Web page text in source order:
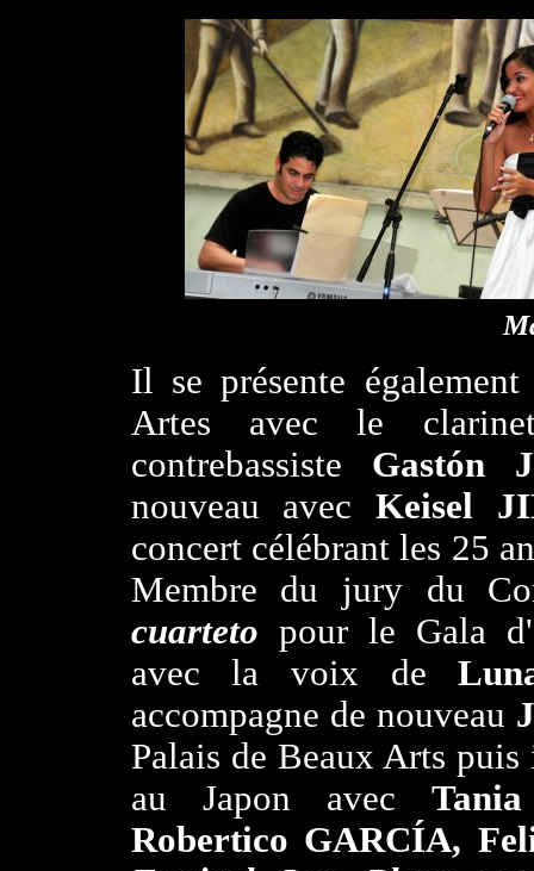
Il se présente
Artes avec le
contrebassiste Gastón
nouveau avec Keisel
concert célébrant les 25
Membre du jury du
cuarteto pour le Gala
avec la voix de
accompagne de nouveau
Palais de Beaux Arts
au Japon avec
Robertico GARCÍA,